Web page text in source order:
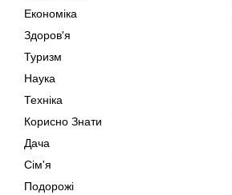
Економіка
Здоров'я
Туризм
Наука
Техніка
Корисно Знати
Дача
Сім'я
Подорожі